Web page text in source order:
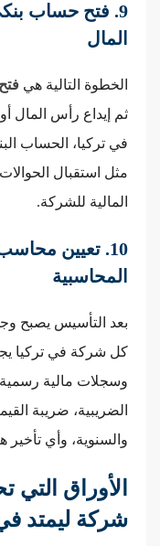
9. فتح حساب
المال
الخطوة التالية هي
ثم إيداع رأس المال
في تركيا، الحساب
مثل استقبال
المالية للشركة.
10. تعيين
المحاسبية
بعد التأسيس يصبح
كل شركة في تركيا
وسجلات مالية
الضريبية، ضريبة
والسنوية، وأي
الأوراق التي
شركة ليمتد